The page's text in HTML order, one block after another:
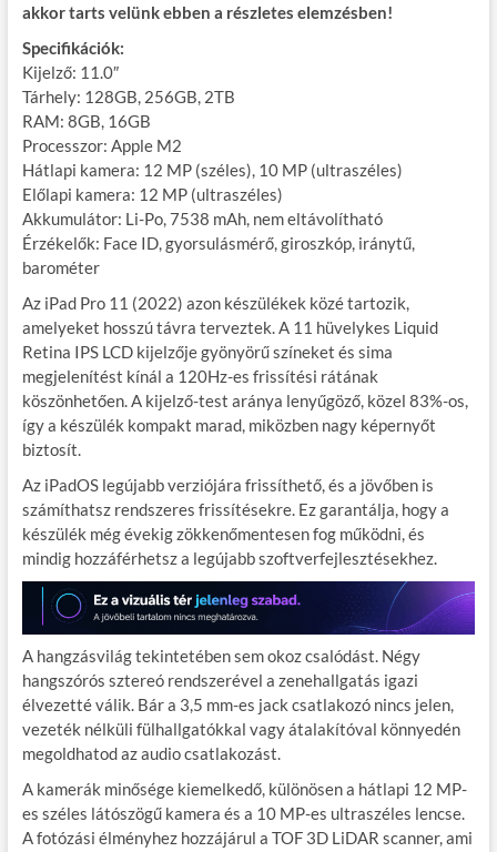
akkor tarts velünk ebben a részletes elemzésben!
Specifikációk:
Kijelző: 11.0″
Tárhely: 128GB, 256GB, 2TB
RAM: 8GB, 16GB
Processzor: Apple M2
Hátlapi kamera: 12 MP (széles), 10 MP (ultraszéles)
Előlapi kamera: 12 MP (ultraszéles)
Akkumulátor: Li-Po, 7538 mAh, nem eltávolítható
Érzékelők: Face ID, gyorsulásmérő, giroszkóp, iránytű,
barométer
Az iPad Pro 11 (2022) azon készülékek közé tartozik,
amelyeket hosszú távra terveztek. A 11 hüvelykes Liquid
Retina IPS LCD kijelzője gyönyörű színeket és sima
megjelenítést kínál a 120Hz-es frissítési rátának
köszönhetően. A kijelző-test aránya lenyűgöző, közel 83%-os,
így a készülék kompakt marad, miközben nagy képernyőt
biztosít.
Az iPadOS legújabb verziójára frissíthető, és a jövőben is
számíthatsz rendszeres frissítésekre. Ez garantálja, hogy a
készülék még évekig zökkenőmentesen fog működni, és
mindig hozzáférhetsz a legújabb szoftverfejlesztésekhez.
A hangzásvilág tekintetében sem okoz csalódást. Négy
hangszórós sztereó rendszerével a zenehallgatás igazi
élvezetté válik. Bár a 3,5 mm-es jack csatlakozó nincs jelen,
vezeték nélküli fülhallgatókkal vagy átalakítóval könnyedén
megoldhatod az audio csatlakozást.
A kamerák minősége kiemelkedő, különösen a hátlapi 12 MP-
es széles látószögű kamera és a 10 MP-es ultraszéles lencse.
A fotózási élményhez hozzájárul a TOF 3D LiDAR scanner, ami